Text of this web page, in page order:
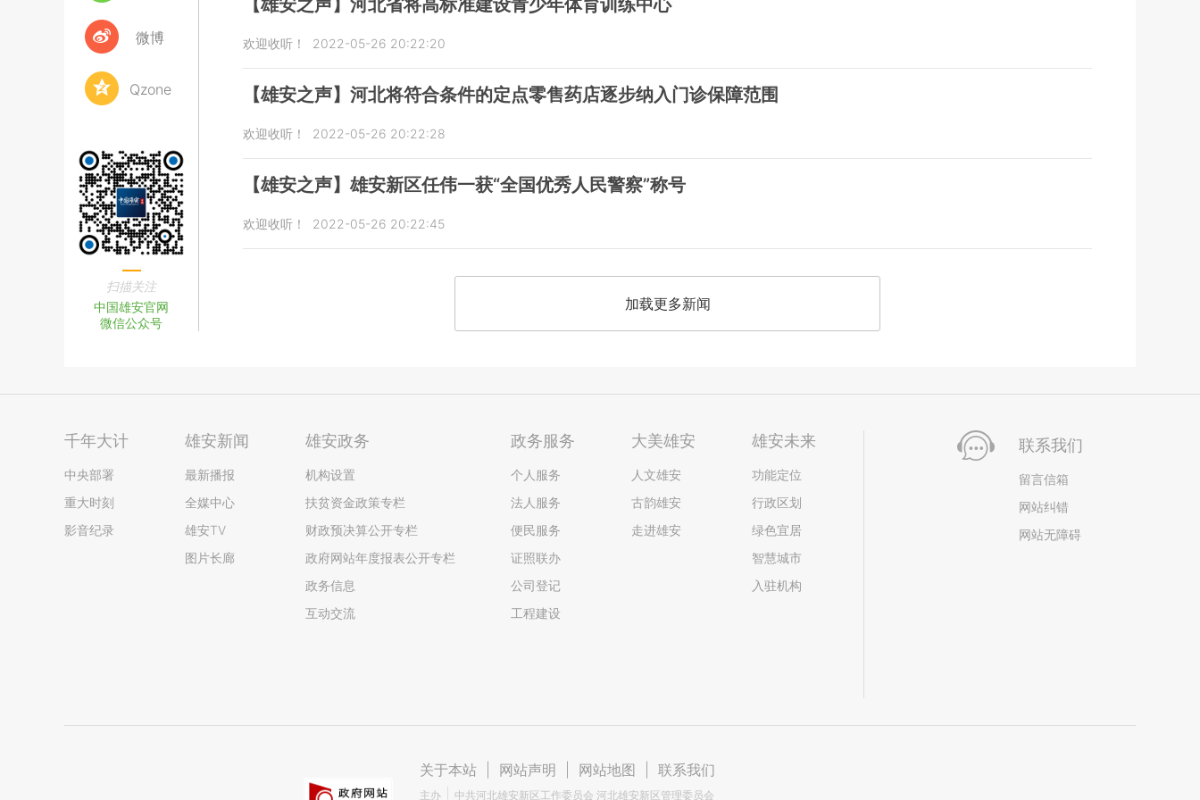
微博
Qzone
扫描关注
中国雄安官网
微信公众号
【雄安之声】河北省将高标准建设青少年体育训练中心
欢迎收听！ 2022-05-26 20:22:20
【雄安之声】河北将符合条件的定点零售药店逐步纳入门诊保障范围
欢迎收听！ 2022-05-26 20:22:28
【雄安之声】雄安新区任伟一获“全国优秀人民警察”称号
欢迎收听！ 2022-05-26 20:22:45
加载更多新闻
千年大计
中央部署
重大时刻
影音纪录
雄安新闻
最新播报
全媒中心
雄安TV
图片长廊
雄安政务
机构设置
扶贫资金政策专栏
财政预决算公开专栏
政府网站年度报表公开专栏
政务信息
互动交流
政务服务
个人服务
法人服务
便民服务
证照联办
公司登记
工程建设
大美雄安
人文雄安
古韵雄安
走进雄安
雄安未来
功能定位
行政区划
绿色宜居
智慧城市
入驻机构
联系我们
留言信箱
网站纠错
网站无障碍
关于本站 网站声明 网站地图 联系我们
主办 中共河北雄安新区工作委员会 河北雄安新区管理委员会